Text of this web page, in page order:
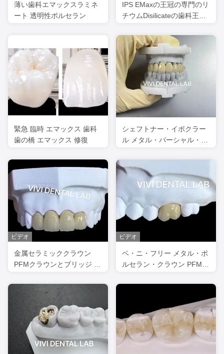
薄い歯科エマックスラミネ
ート 透明性ポルセラン
IPS EMaxの王冠の専門のリ
チウムDisilicateの歯科王冠
緊急 臨時 エマックス 歯科
歯の橋 エマックス 修復
シェフトナー・イボクラー
ル メタル・パーシャル・デ
ン PFM 歯科ブリッジ
ビデオ
金属セラミッククラウン
PFMクラウンとブリッジ 中
ビデオ
ベ・ニ・フリー メタル・ポ
ルセラン・クラウン PFM・